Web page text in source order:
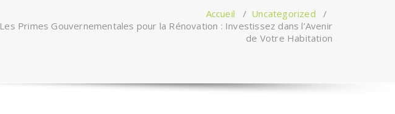
Accueil / Uncategorized /
Les Primes Gouvernementales pour la Rénovation : Investissez dans l’Avenir
de Votre Habitation